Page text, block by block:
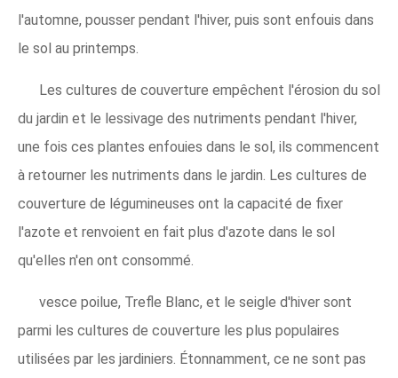
l'automne, pousser pendant l'hiver, puis sont enfouis dans
le sol au printemps.
Les cultures de couverture empêchent l'érosion du sol
du jardin et le lessivage des nutriments pendant l'hiver,
une fois ces plantes enfouies dans le sol, ils commencent
à retourner les nutriments dans le jardin. Les cultures de
couverture de légumineuses ont la capacité de fixer
l'azote et renvoient en fait plus d'azote dans le sol
qu'elles n'en ont consommé.
vesce poilue, Trefle Blanc, et le seigle d'hiver sont
parmi les cultures de couverture les plus populaires
utilisées par les jardiniers. Étonnamment, ce ne sont pas